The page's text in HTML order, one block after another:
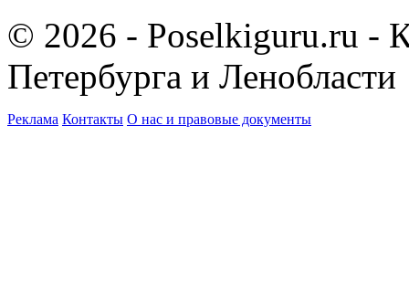
© 2026 - Poselkiguru.ru -
Петербурга и Ленобласти
Реклама Контакты О нас и правовые документы